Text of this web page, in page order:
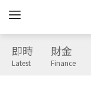
即時
Latest
財金
Finance